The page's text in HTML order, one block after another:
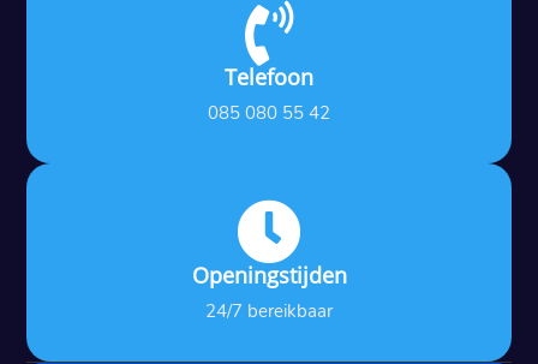

Telefoon
085 080 55 42

Openingstijden
24/7 bereikbaar